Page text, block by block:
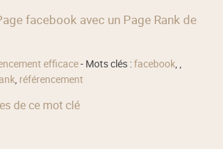
facebook avec un Page Rank de
efficace- Mots clés :facebook, ,
, référencement
de ce mot clé